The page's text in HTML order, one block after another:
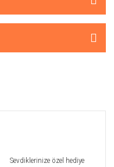
Sevdiklerinize özel hediye